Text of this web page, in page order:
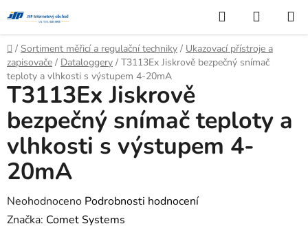
na
obsah
Hledat
KOŠÍK
Domů
/ Sortiment měřicí a regulační techniky / Ukazovací přístroje a
zapisovače / Dataloggery / T3113Ex Jiskrově bezpečný snímač
teploty a vlhkosti s výstupem 4-20mA
T3113Ex Jiskrově
bezpečný snímač teploty a
vlhkosti s výstupem 4-
20mA
Průměrné
hodnocení
Neohodnoceno Podrobnosti hodnocení
Značka: Comet Systems